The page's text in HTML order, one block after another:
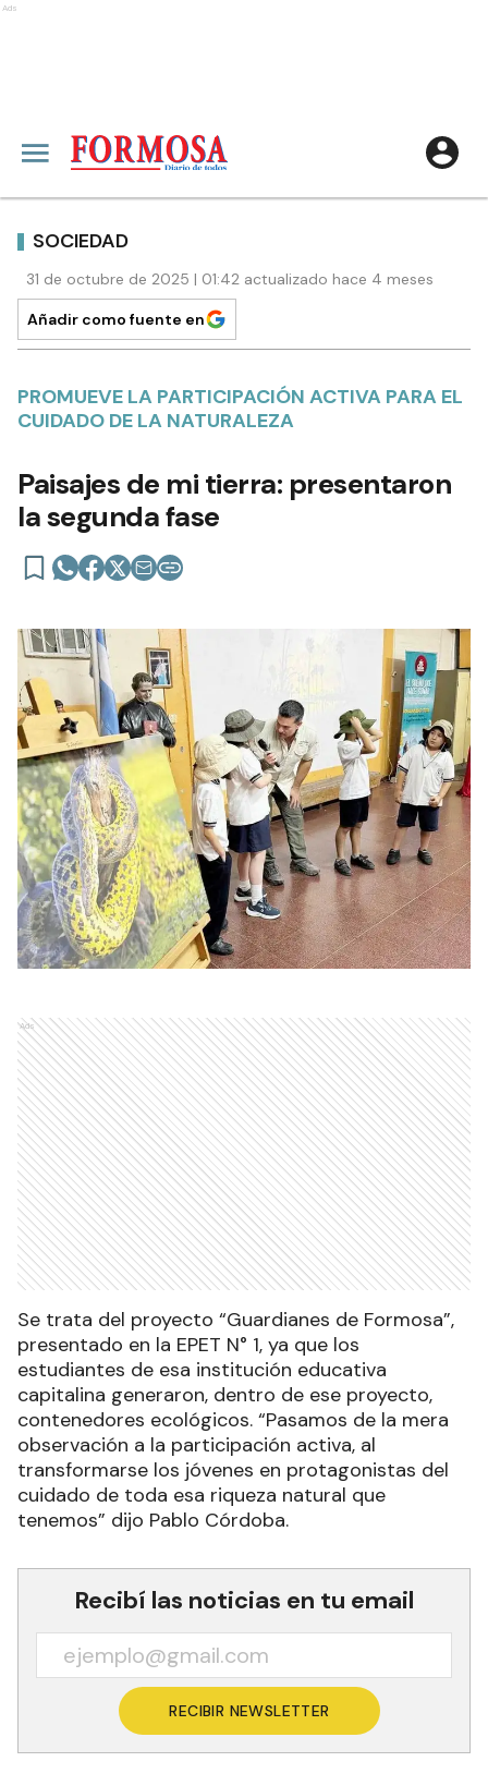
Ads
SOCIEDAD
31 de octubre de 2025 | 01:42 actualizado hace 4 meses
Añadir como fuente en
PROMUEVE LA PARTICIPACIÓN ACTIVA PARA EL
CUIDADO DE LA NATURALEZA
Paisajes de mi tierra: presentaron
la segunda fase
Ads
Se trata del proyecto “Guardianes de Formosa”,
presentado en la EPET N° 1, ya que los
estudiantes de esa institución educativa
capitalina generaron, dentro de ese proyecto,
contenedores ecológicos. “Pasamos de la mera
observación a la participación activa, al
transformarse los jóvenes en protagonistas del
cuidado de toda esa riqueza natural que
tenemos” dijo Pablo Córdoba.
Recibí las noticias en tu email
RECIBIR NEWSLETTER